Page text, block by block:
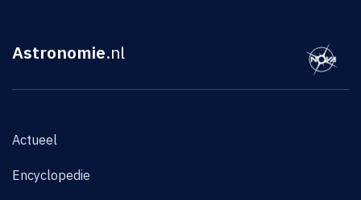
Astronomie.nl
Actueel
Encyclopedie